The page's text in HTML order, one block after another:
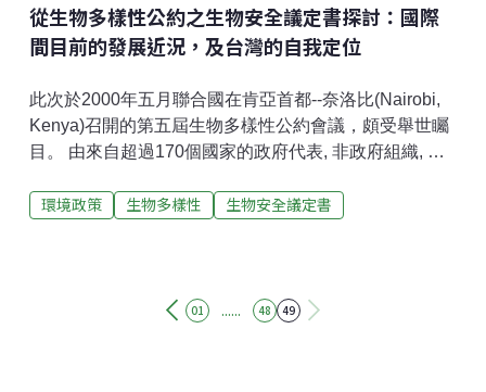
從生物多樣性公約之生物安全議定書探討：國際
間目前的發展近況，及台灣的自我定位
此次於2000年五月聯合國在肯亞首都--奈洛比(Nairobi,
Kenya)召開的第五屆生物多樣性公約會議，頗受舉世矚
目。 由來自超過170個國家的政府代表, 非政府組織, 環
的議題相當廣泛，從全球生態体系完整性的保育，到基
年2月間於哥倫比亞，各締約國所形成共識的喀他基納生
環境政策 生物多樣性 生物安全議定書
01 ...... 48 49